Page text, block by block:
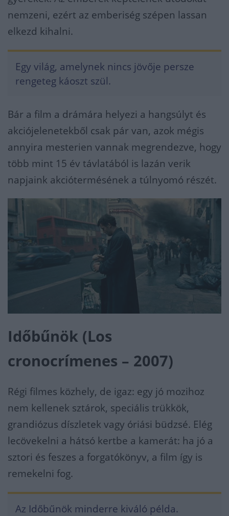
nemzeni, ezért az emberiség szépen lassan
elkezd kihalni.
Egy világ, amelynek nincs jövője persze
rengeteg káoszt szül.
Bár a film a drámára helyezi a hangsúlyt és
akciójelenetekből csak pár van, azok mégis
annyira mesterien vannak megrendezve, hogy
több mint 15 év távlatából is lazán verik
napjaink akciótermésének a túlnyomó részét.
Időbűnök (Los
cronocrímenes – 2007)
Régi filmes közhely, de igaz: egy jó mozihoz
nem kellenek sztárok, speciális trükkök,
grandiózus díszletek vagy óriási büdzsé. Elég
lecövekelni a hátsó kertbe a kamerát: ha jó a
sztori és feszes a forgatókönyv, a film így is
remekelni fog.
Az Időbűnök minderre kiváló példa.